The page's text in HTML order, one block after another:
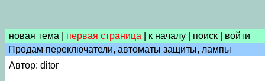
новая тема первая страница к началу поиск войти
Продам переключатели, автоматы защиты, лампы
Автор: ditor